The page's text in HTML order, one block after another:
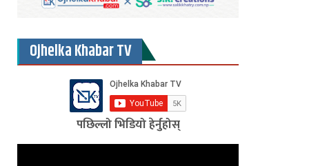
Ojhelka Khabar TV
पछिल्लो भिडियो हेर्नुहोस्